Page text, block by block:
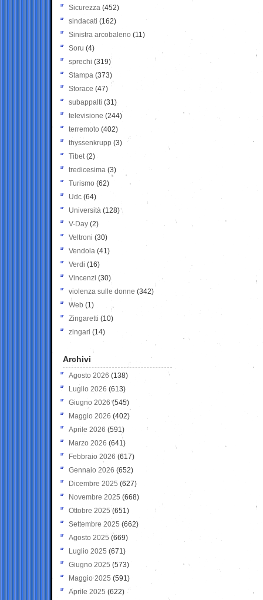
Sicurezza (452)
sindacati (162)
Sinistra arcobaleno (11)
Soru (4)
sprechi (319)
Stampa (373)
Storace (47)
subappalti (31)
televisione(244)
terremoto (402)
thyssenkrupp (3)
Tibet(2)
tredicesima (3)
Turismo (62)
Udc (64)
Università (128)
V-Day (2)
Veltroni (30)
Vendola (41)
Verdi (16)
Vincenzi (30)
violenza sulle donne (342)
Web (1)
Zingaretti (10)
zingari (14)
Archivi
Agosto 2026 (138)
Luglio 2026 (613)
Giugno 2026 (545)
Maggio 2026 (402)
Aprile 2026 (591)
Marzo 2026 (641)
Febbraio 2026 (617)
Gennaio 2026 (652)
Dicembre 2025 (627)
Novembre 2025 (668)
Ottobre 2025 (651)
Settembre 2025 (662)
Agosto 2025 (669)
Luglio 2025 (671)
Giugno 2025 (573)
Maggio 2025 (591)
Aprile 2025 (622)